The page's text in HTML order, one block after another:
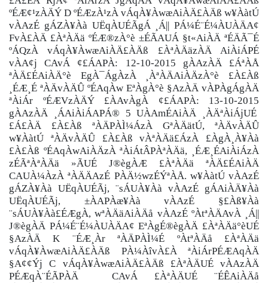
ºÉÆ¢¹zÀÄÝ D ºÉÆzÀ¹zÀ vÁqÀ¥ÀwæAiÀÄ£ÀÄß w¥ÀàtÚ
vÀAzÉ gÁZÀ¥Àà UËqÀUÉÃgÁ ¸Á|| PÁ¼É¨É¼ÀUÀÄA¢
FvÀ£ÀÄ £ÀªÀÄä ºÉÆ®zÀ°è ±ÉÃAUÁ §t«AiÀÄ ªÉÄÃ¯É
ºÁQzÀ vÁqÀ¥ÀwæAiÀÄ£ÀÄß £ÀªÀÄäzÀÄ AiÀiÁPÉ
vÀA¢j CAvÁ ¢£ÁAPÀ: 12-10-2015 gÀAzÀÄ £ÁªÀÅ
ªÀÄ£ÉAiÀÄ°è EgÀ¯ÁgÀzÀ ¸ÀªÀÄAiÀÄzÀ°è £À£Àß
¸ÉÆ¸É ªÀÄvÀÄÛ ºÉAqÀw EªÀgÀ°è §AzÀÄ vÀPÀgÁgÀÄ
ªÀiÁr ºÉÆVzÀÄÝ £ÀAvÀgÀ ¢£ÁAPÀ: 13-10-2015
gÀAzÀÄ ¸ÁAiÀiÁAPÁ® 5 UÀAmÉAiÀÄ ¸ÀÄªÀiÁjUÉ
£Á£ÀÄ £À£Àß ªÀÄPÀÌ¼ÁzÀ GªÀÄätÚ, ªÀÄvÀÄÛ
w¥ÀàtÚ ªÀÄvÀÄÛ £À£Àß vÀªÀÄä£ÁzÀ £ÀgÀ¸À¥Àà
£À£Àß ºÉAqÀwAiÀÄzÀ ªÀiÁtÂPÀªÀÄä, ¸ÉÆ¸ÉAiÀiÁzÀ
zÉÃªÀªÀÄä »ÃUÉ J®ègÀÆ £ÀªÀÄä ªÀÄ£ÉAiÀÄ
CAUÀ¼ÀzÀ ªÀÄÄAzÉ PÀÄ½wzÉÝªÀÅ. w¥ÀàtÚ vÀAzÉ
gÁZÀ¥Àà UËqÀUÉÃj, ¨sÁUÀ¥Àà vÀAzÉ gÁAiÀÄ¥Àà
UËqÀUÉÃj, ±ÀAPÀæ¥Àà vÀAzÉ §£Àß¥Àà
¨sÁUÀ¥Àà£ÉÆgÀ, wªÀÄäAiÀÄå vÀAzÉ ºÀtªÀÄAvÀ ¸Á||
J®ègÀÄ PÁ¼É¨É¼ÀUÀÄA¢ EªÀgÉ®ègÀÄ £ÀªÀÄä°èUÉ
§AzÀÄ K ¨ÉÆ¸Àr ªÀÄPÀÌ¼É ºÀtªÀÄå £ÀªÀÄä
vÁqÀ¥ÀwæAiÀÄ£ÀÄß PÀ¼ÀîvÀ£À ªÀiÁrPÉÆAqÀÄ
§A¢¢Ýj C vÁqÀ¥ÀwæAiÀÄ£ÀÄß £ÀªÀÄUÉ vÀAzÀÄ
PÉÆqÀ¨ÉÃPÀÄ CAvÁ £ÀªÀÄUÉ ¨ÉÊAiÀÄå